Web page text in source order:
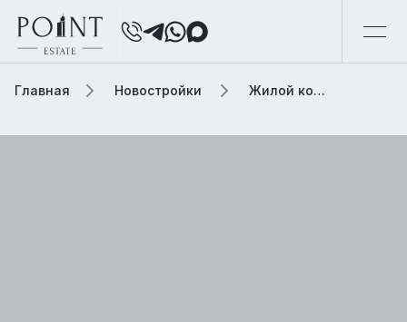
Главная Новостройки Жилой комплекс roza rossa (роза росса)